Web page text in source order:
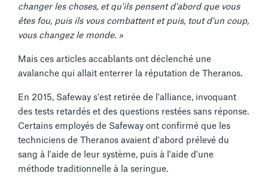
changer les choses, et qu'ils pensent d'abord que vous
êtes fou, puis ils vous combattent et puis, tout d'un coup,
vous changez le monde. »
Mais ces articles accablants ont déclenché une
avalanche qui allait enterrer la réputation de Theranos.
En 2015, Safeway s'est retirée de l'alliance, invoquant
des tests retardés et des questions restées sans réponse.
Certains employés de Safeway ont confirmé que les
techniciens de Theranos avaient d'abord prélevé du
sang à l'aide de leur système, puis à l'aide d'une
méthode traditionnelle à la seringue.